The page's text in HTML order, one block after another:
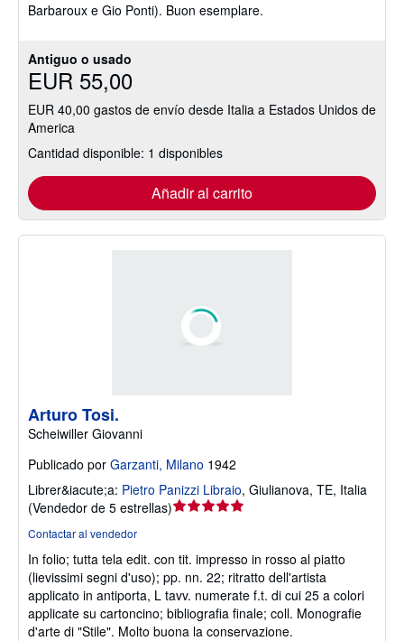
Antiguo o usado
EUR 55,00
EUR 40,00 gastos de envío desde Italia a Estados Unidos de
America
Cantidad disponible: 1 disponibles
Añadir al carrito
Barbaroux e Gio Ponti). Buon esemplare.
Arturo Tosi.
Scheiwiller Giovanni
Publicado por Garzanti, Milano 1942
Librer&iacute;a: Pietro Panizzi Libraio, Giulianova, TE, Italia
(Vendedor de 5 estrellas)Calificación
5
de
5
estrellas
Contactar al vendedor
In folio; tutta tela edit. con tit. impresso in rosso al piatto
(lievissimi segni d'uso); pp. nn. 22; ritratto dell'artista
applicato in antiporta, L tavv. numerate f.t. di cui 25 a colori
applicate su cartoncino; bibliografia finale; coll. Monografie
d'arte di "Stile". Molto buona la conservazione.